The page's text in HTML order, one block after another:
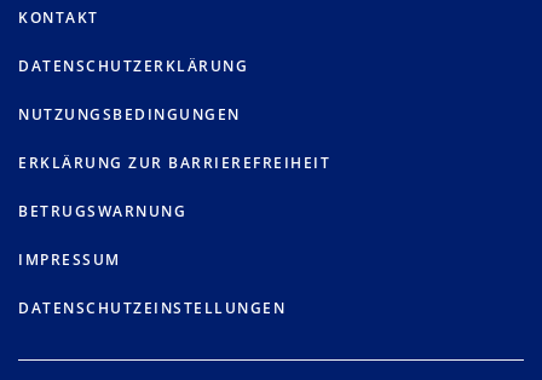
KONTAKT
DATENSCHUTZERKLÄRUNG
NUTZUNGSBEDINGUNGEN
ERKLÄRUNG ZUR BARRIEREFREIHEIT
BETRUGSWARNUNG
IMPRESSUM
DATENSCHUTZEINSTELLUNGEN